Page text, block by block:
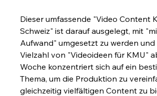
Dieser umfassende "Video Content
Schweiz" ist darauf ausgelegt, mit
Aufwand" umgesetzt zu werden und
Vielzahl von "Videoideen für KMU"
Woche konzentriert sich auf ein
Thema, um die Produktion zu
gleichzeitig vielfältigen Content zu